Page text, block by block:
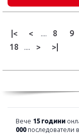
|< < .... 8 9
18
.... >
>|
Вече 15 години
000последователи